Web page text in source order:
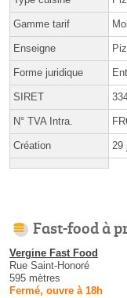
Gamme tarif
Enseigne
Forme juridique
SIRET
N° TVA Intra.
Création 29
Fast-food à
Vergine Fast Food
Rue Saint-Honoré
595 mètres
Fermé, ouvre à 18h